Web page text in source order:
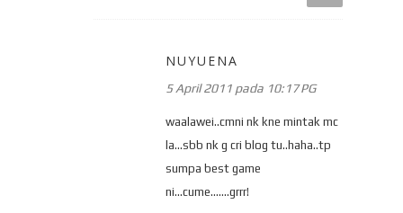
NUYUENA
5 April 2011 pada 10:17 PG
waalawei..cmni nk kne mintak mc
la...sbb nk g cri blog tu..haha..tp
sumpa best game
ni...cume.......grrr!